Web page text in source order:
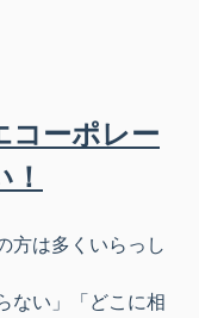
コーポレー
方は多くいらっし
ない」「どこに相